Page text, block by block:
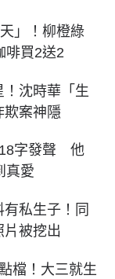
」！柳橙綠
買2送2
！沈時華「生
案神隱
字發聲 他
真愛
私生子！同
被挖出
檔！大三就生